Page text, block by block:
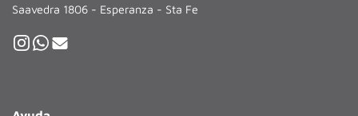
Saavedra 1806 - Esperanza - Sta Fe